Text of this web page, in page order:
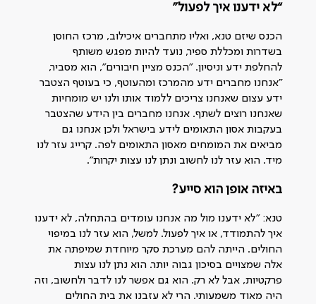
“לא ידענו איך לפעול”
הכנס שיזם טנא, ואליו מתחברים איכילוב, מרכז החוסן
בשדרות ומכללת ספיר, נועד להיות מפגש משותף
להחלפת ידע וניסיון. "הכנס מציין חיבורים", הוא מסביר,
"אנחנו מחברים ידע מהמרכז ומהעוטף, כי בעוטף הצטבר
ידע עצום שאנחנו צריכים ללמוד אותו ולנו יש מומחיות
שאנחנו רוצים לשתף. אנחנו מחברים בין הידע שהצטבר
בעקבות אסון התאומים לידע בישראל ולכן אנחנו גם
מביאים את המומחים מאסון התאומים לפה. קרייג עזר לנו
מיד. הוא עזר לנו לחשוב ונתן לנו עצות יקרות".
באיזה אופן הוא סייע?
טנא: "לא ידענו מול מה אנחנו עומדים בהתחלה, לא ידענו
איך להתמודד, או איך לפעול. למשל, הוא עזר לנו במיפוי
החולים. הייתה להם מערכת סקר מיוחדת שמיפתה את
אלה שמצויים בסיכון גבוה יותר. הוא נתן לנו עצות
פרקטיות, אבל לא רק. הוא גם אפשר לנו לדבר ולחשוב, וזה
היה מאוד משמעותי. הרי לא עזבנו את בית החולים